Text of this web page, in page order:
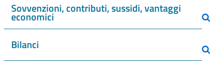
Sovvenzioni, contributi, sussidi, vantaggi
economici
Bilanci